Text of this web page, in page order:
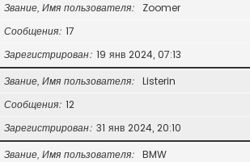
Звание, Имя пользователя
Zoomer
Сообщения 17
Зарегистрирован 19 янв 2024, 07:13
Звание, Имя пользователя
Listerin
Сообщения 12
Зарегистрирован 31 янв 2024, 20:10
Звание, Имя пользователя
BMW